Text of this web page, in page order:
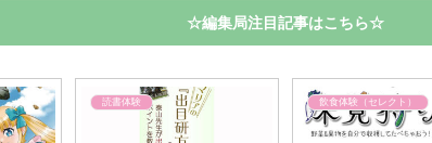
☆編集局注目記事はこちら☆
飲食体験（セレクト） その他体験